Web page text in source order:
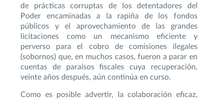
de prácticas corruptas de los detentadores del
Poder encaminadas a la rapiña de los fondos
públicos y el aprovechamiento de las grandes
licitaciones como un mecanismo eficiente y
perverso para el cobro de comisiones ilegales
(sobornos) que, en muchos casos, fueron a parar en
cuentas de paraísos fiscales cuya recuperación,
veinte años después, aún continúa en curso.
Como es posible advertir, la colaboración eficaz,